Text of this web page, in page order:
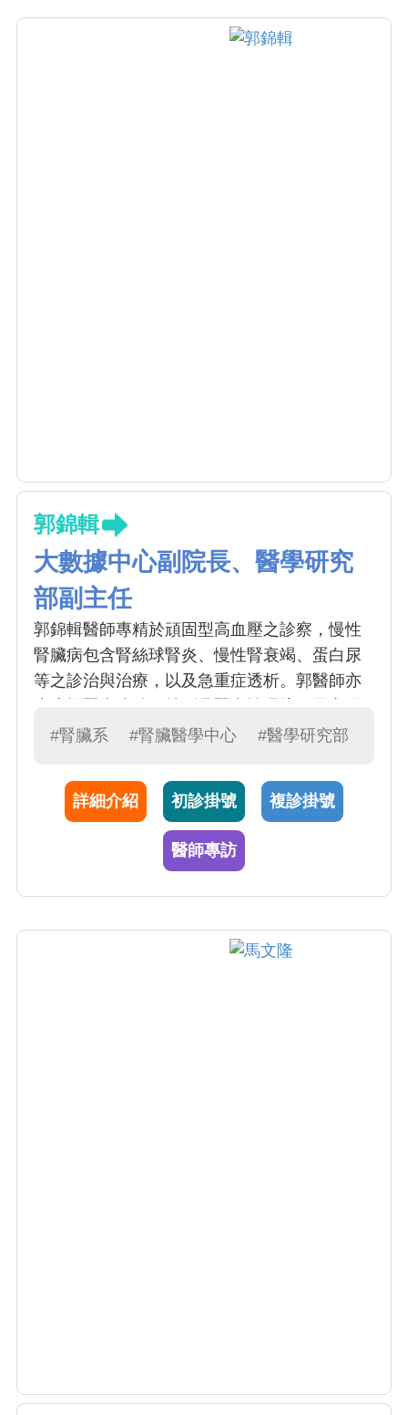
郭錦輯
大數據中心副院長、醫學研究
部副主任
郭錦輯醫師專精於頑固型高血壓之診察，慢性
腎臟病包含腎絲球腎炎、慢性腎衰竭、蛋白尿
等之診治與治療，以及急重症透析。郭醫師亦
險評估。郭醫師亦為本院大數據中心主任，結
期能有效增進腎病病友照護品質。
#腎臟系 #腎臟醫學中心 #醫學研究部
詳細介紹 初診掛號 複診掛號
醫師專訪